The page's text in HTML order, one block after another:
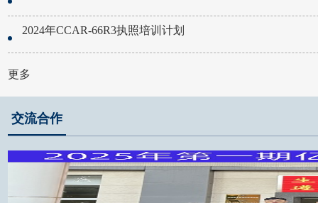
2024年CCAR-66R3执照培训计划
更多
交流合作